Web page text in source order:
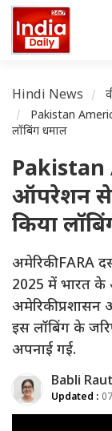
Hindi News
Pakistan
लॉबिंग धमाल
Pakistan
ऑपरेशन से
किया
अमेरिकी FARA
2025 में भारत के
अमेरिकी
इस लॉबिंग के
अपनाई गई.
Babli
Updated :